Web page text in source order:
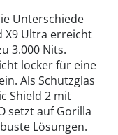
Unterschiede
X9 Ultra erreicht
3.000 Nits.
locker für eine
Als Schutzglas
Shield 2 mit
setzt auf Gorilla
Lösungen.